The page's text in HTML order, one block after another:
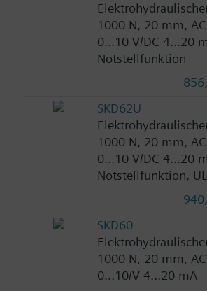
1000 N, 20 mm,
0...10 V/DC 4...20
Notstellfunktion
SKD62U
1000 N, 20 mm,
0...10 V/DC 4...20
Notstellfunktion, UL
SKD60
1000 N, 20 mm,
0...10/V 4...20 mA